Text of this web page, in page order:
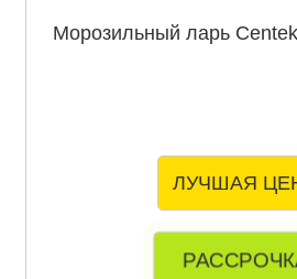
Морозильный ларь
ЛУЧШАЯ